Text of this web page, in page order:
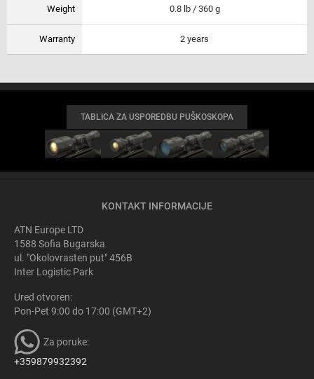
Weight 0.8 lb / 360 g
Warranty 2 years
TABLICA ZA USPOREDBU PUŠKOSKOPA
KONTAKT INFORMACIJE
ATN Europe LTD
1588 Sofia Bugarska
ul. "Okolovrasten put" 456B
Inter Logistic Park
Ured otvoren:
Pon-Pet 9:00 do 17:00 (GMT+2)
Za poruke:
+359879932392